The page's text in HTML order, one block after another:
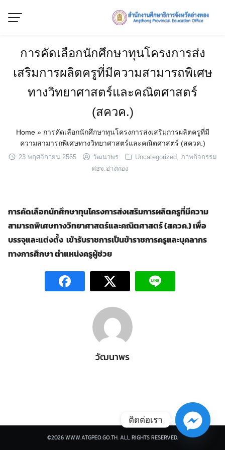
Search
การคัดเลือกนักศึกษาทุนโครงการส่ง
เสริมการผลิตครูที่มีความสามารถพิเศษ
ทางวิทยาศาสตร์และคณิตศาสตร์
(สควค.)
Home» การคัดเลือกนักศึกษาทุนโครงการส่งเสริมการผลิตครูที่มี
ความสามารถพิเศษทางวิทยาศาสตร์และคณิตศาสตร์ (สควค.)
23 พฤศจิกายน 2565 วัฒนาพร Uncategorized, ภาพกิจกรรม
ศธจ.อ่างทอง
การคัดเลือกนักศึกษาทุนโครงการส่งเสริมการผลิตครูที่มีความ
สามารถพิเศษทางวิทยาศาสตร์และคณิตศาสตร์ (สควค.) เพื่อ
บรรจุและแต่งตั้ง เข้ารับราชการเป็นข้าราชการครูและบุคลากร
ทางการศึกษาตำแหน่งครูผู้ช่วย
วัฒนาพร
©2026 WWW.ATGPEO.GO.TH. ALL RIGHTS RESERVED.
ติดต่อเรา